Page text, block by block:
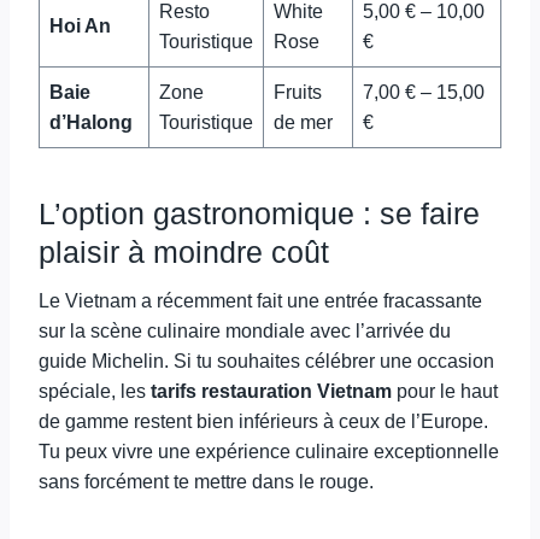
Hoi An
Resto
Touristique
White
Rose
5,00 € – 10,00
€
Baie
d’Halong
Zone
Touristique
Fruits
de mer
7,00 € – 15,00
€
L’option gastronomique : se faire
plaisir à moindre coût
Le Vietnam a récemment fait une entrée fracassante
sur la scène culinaire mondiale avec l’arrivée du
guide Michelin. Si tu souhaites célébrer une occasion
spéciale, les tarifs restauration Vietnam pour le haut
de gamme restent bien inférieurs à ceux de l’Europe.
Tu peux vivre une expérience culinaire exceptionnelle
sans forcément te mettre dans le rouge.